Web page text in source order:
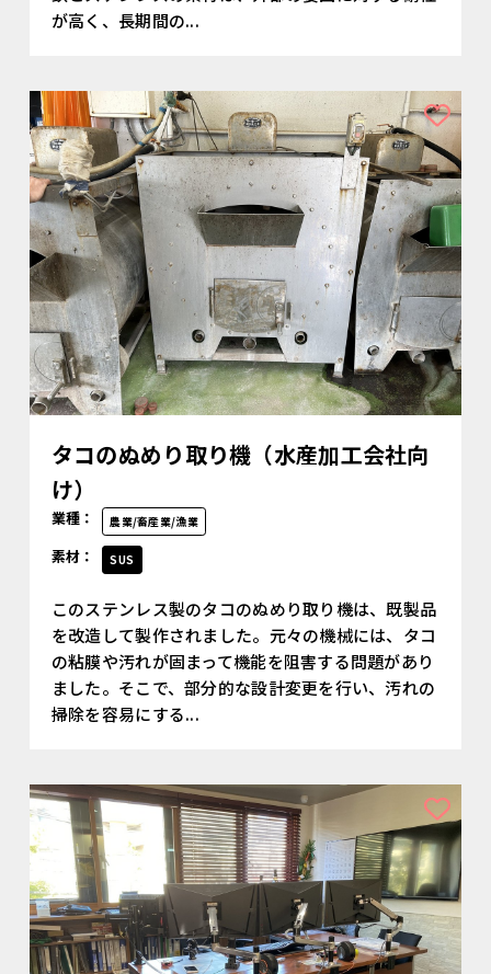
が高く、長期間の...
タコのぬめり取り機（水産加工会社向
け）
業種： 農業/畜産業/漁業
素材： SUS
このステンレス製のタコのぬめり取り機は、既製品
を改造して製作されました。元々の機械には、タコ
の粘膜や汚れが固まって機能を阻害する問題があり
ました。そこで、部分的な設計変更を行い、汚れの
掃除を容易にする...